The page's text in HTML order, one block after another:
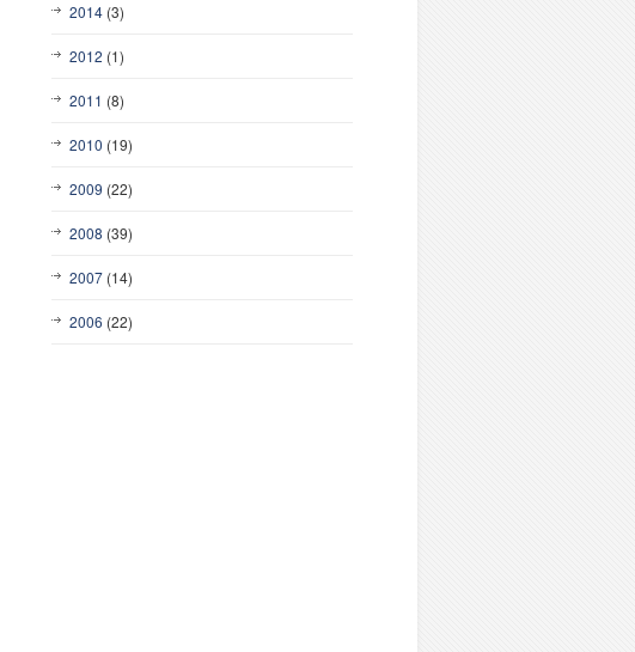
2014 (3)
2012 (1)
2011 (8)
2010 (19)
2009 (22)
2008 (39)
2007 (14)
2006 (22)